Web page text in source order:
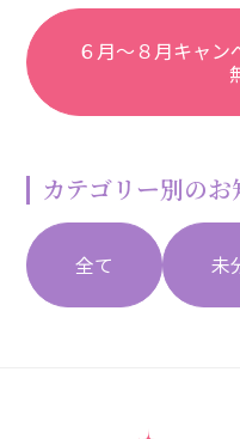
６月〜８月キャン
カテゴリー別のお
全て 未